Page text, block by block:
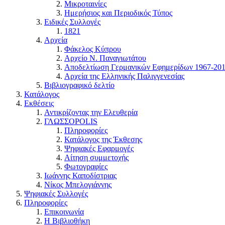
Μικροταινίες
Ημερήσιος και Περιοδικός Τύπος
Ειδικές Συλλογές
1821
Αρχεία
Φάκελος Κύπρου
Αρχείο Ν. Παναγιωτάτου
Αποδελτίωση Γερμανικών Εφημερίδων 1967-
Αρχεία της Ελληνικής Παλιγγενεσίας
Βιβλιογραφικό δελτίο
Κατάλογος
Εκθέσεις
Αντικρίζοντας την Ελευθερία
ΓΛΩΣΣΟPOLIS
Πληροφορίες
Κατάλογος της Έκθεσης
Ψηφιακές Εφαρμογές
Αίτηση συμμετοχής
Φωτογραφίες
Ιωάννης Καποδίστριας
Νίκος Μπελογιάννης
Ψηφιακές Συλλογές
Πληροφορίες
Επικοινωνία
Η Βιβλιοθήκη